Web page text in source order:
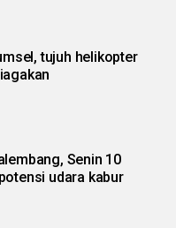
tujuh helikopter
Senin 10
udara kabur